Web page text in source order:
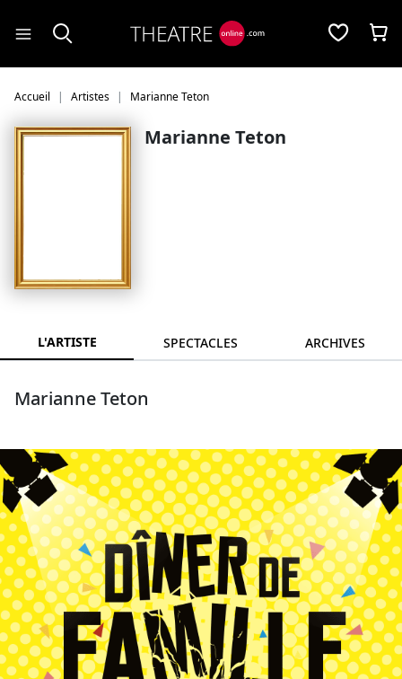
Accueil Artistes Marianne Teton
Marianne Teton
L'ARTISTE SPECTACLES ARCHIVES
Marianne Teton